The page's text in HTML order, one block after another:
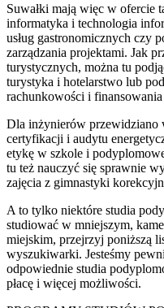
Suwałki mają więc w ofercie
informatyka i technologia
usług gastronomicznych czy
zarządzania projektami. Jak
turystycznych, można tu
turystyka i hotelarstwo lub
rachunkowości i
Dla inżynierów przewidziano
certyfikacji i audytu
etykę w szkole i
tu też nauczyć się sprawnie
zajęcia z gimnastyki
A to tylko niektóre studia
studiować w mniejszym,
miejskim, przejrzyj poniższą
wyszukiwarki. Jesteśmy
odpowiednie studia
płacę i więcej możliwości.